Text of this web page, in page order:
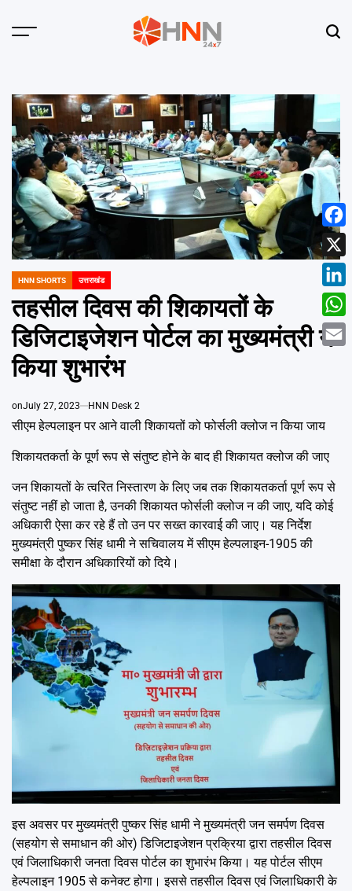
Menu
POSTED
HNN SHORTS उत्तराखंड
तहसील दिवस की शिकायतों के
डिजिटाइजेशन पोर्टल का मुख्यमंत्री ने
किया शुभारंभ
onJuly 27, 2023 HNN Desk 2
सीएम हेल्पलाइन पर आने वाली शिकायतों को फोर्सली क्लोज न किया जाय
शिकायतकर्ता के पूर्ण रूप से संतुष्ट होने के बाद ही शिकायत क्लोज की जाए
जन शिकायतों के त्वरित निस्तारण के लिए जब तक शिकायतकर्ता पूर्ण रूप से
संतुष्ट नहीं हो जाता है, उनकी शिकायत फोर्सली क्लोज न की जाए, यदि कोई
अधिकारी ऐसा कर रहे हैं तो उन पर सख्त कारवाई की जाए। यह निर्देश
मुख्यमंत्री पुष्कर सिंह धामी ने सचिवालय में सीएम हेल्पलाइन-1905 की
समीक्षा के दौरान अधिकारियों को दिये।
इस अवसर पर मुख्यमंत्री पुष्कर सिंह धामी ने मुख्यमंत्री जन समर्पण दिवस
(सहयोग से समाधान की ओर) डिजिटाइजेशन प्रक्रिया द्वारा तहसील दिवस
एवं जिलाधिकारी जनता दिवस पोर्टल का शुभारंभ किया। यह पोर्टल सीएम
हेल्पलाइन 1905 से कनेक्ट होगा। इससे तहसील दिवस एवं जिलाधिकारी के
X